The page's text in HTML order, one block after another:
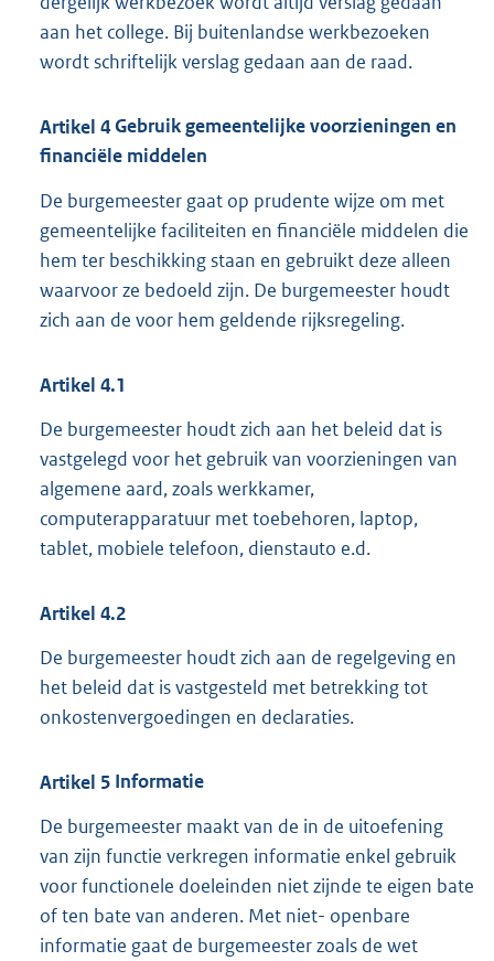
aan het college. Bij buitenlandse werkbezoeken
wordt schriftelijk verslag gedaan aan de raad.
Artikel 4Gebruik gemeentelijke voorzieningen en
financiële middelen
De burgemeester gaat op prudente wijze om met
gemeentelijke faciliteiten en financiële middelen die
hem ter beschikking staan en gebruikt deze alleen
waarvoor ze bedoeld zijn. De burgemeester houdt
zich aan de voor hem geldende rijksregeling.
Artikel 4.1
De burgemeester houdt zich aan het beleid dat is
vastgelegd voor het gebruik van voorzieningen van
algemene aard, zoals werkkamer,
computerapparatuur met toebehoren, laptop,
tablet, mobiele telefoon, dienstauto e.d.
Artikel 4.2
De burgemeester houdt zich aan de regelgeving en
het beleid dat is vastgesteld met betrekking tot
onkostenvergoedingen en declaraties.
Artikel 5 Informatie
De burgemeester maakt van de in de uitoefening
van zijn functie verkregen informatie enkel gebruik
voor functionele doeleinden niet zijnde te eigen bate
of ten bate van anderen. Met niet- openbare
informatie gaat de burgemeester zoals de wet